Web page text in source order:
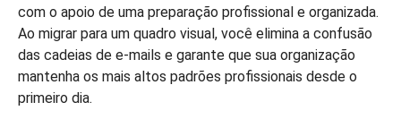
com o apoio de uma preparação profissional e organizada.
Ao migrar para um quadro visual, você elimina a confusão
das cadeias de e-mails e garante que sua organização
mantenha os mais altos padrões profissionais desde o
primeiro dia.